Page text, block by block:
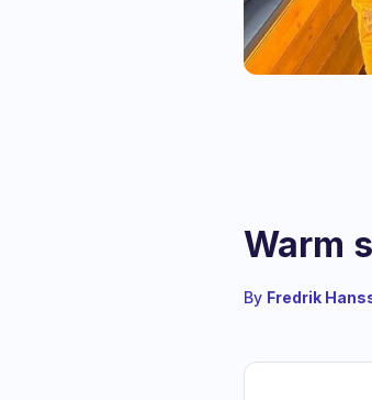
Warm
By Fredrik